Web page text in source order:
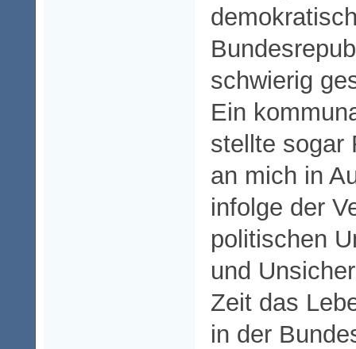
schwierig
Ein
stellte sogar
an mich in
infolge der
politischen
und
Zeit das
in der